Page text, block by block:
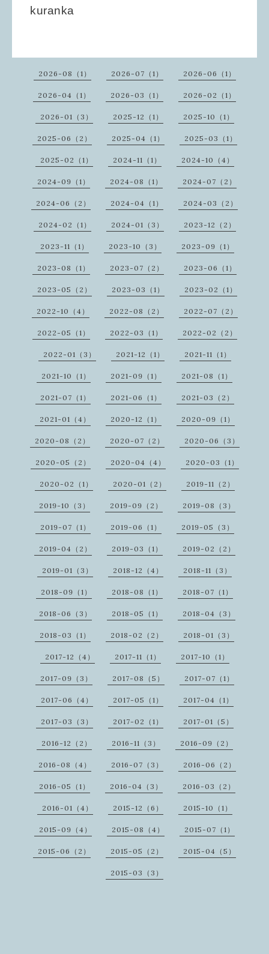
kuranka
2026-08（1） 2026-07（1） 2026-06（1）
2026-04（1） 2026-03（1） 2026-02（1）
2026-01（3） 2025-12（1） 2025-10（1）
2025-06（2） 2025-04（1） 2025-03（1）
2025-02（1） 2024-11（1） 2024-10（4）
2024-09（1） 2024-08（1） 2024-07（2）
2024-06（2） 2024-04（1） 2024-03（2）
2024-02（1） 2024-01（3） 2023-12（2）
2023-11（1） 2023-10（3） 2023-09（1）
2023-08（1） 2023-07（2） 2023-06（1）
2023-05（2） 2023-03（1） 2023-02（1）
2022-10（4） 2022-08（2） 2022-07（2）
2022-05（1） 2022-03（1） 2022-02（2）
2022-01（3） 2021-12（1） 2021-11（1）
2021-10（1） 2021-09（1） 2021-08（1）
2021-07（1） 2021-06（1） 2021-03（2）
2021-01（4） 2020-12（1） 2020-09（1）
2020-08（2） 2020-07（2） 2020-06（3）
2020-05（2） 2020-04（4） 2020-03（1）
2020-02（1） 2020-01（2） 2019-11（2）
2019-10（3） 2019-09（2） 2019-08（3）
2019-07（1） 2019-06（1） 2019-05（3）
2019-04（2） 2019-03（1） 2019-02（2）
2019-01（3） 2018-12（4） 2018-11（3）
2018-09（1） 2018-08（1） 2018-07（1）
2018-06（3） 2018-05（1） 2018-04（3）
2018-03（1） 2018-02（2） 2018-01（3）
2017-12（4） 2017-11（1） 2017-10（1）
2017-09（3） 2017-08（5） 2017-07（1）
2017-06（4） 2017-05（1） 2017-04（1）
2017-03（3） 2017-02（1） 2017-01（5）
2016-12（2） 2016-11（3） 2016-09（2）
2016-08（4） 2016-07（3） 2016-06（2）
2016-05（1） 2016-04（3） 2016-03（2）
2016-01（4） 2015-12（6） 2015-10（1）
2015-09（4） 2015-08（4） 2015-07（1）
2015-06（2） 2015-05（2） 2015-04（5）
2015-03（3）